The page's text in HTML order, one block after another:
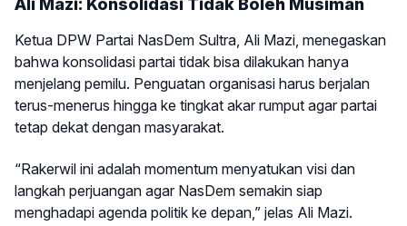
Ali Mazi: Konsolidasi Tidak Boleh Musiman
Ketua DPW Partai NasDem Sultra, Ali Mazi, menegaskan
bahwa konsolidasi partai tidak bisa dilakukan hanya
menjelang pemilu. Penguatan organisasi harus berjalan
terus-menerus hingga ke tingkat akar rumput agar partai
tetap dekat dengan masyarakat.
“Rakerwil ini adalah momentum menyatukan visi dan
langkah perjuangan agar NasDem semakin siap
menghadapi agenda politik ke depan,” jelas Ali Mazi.